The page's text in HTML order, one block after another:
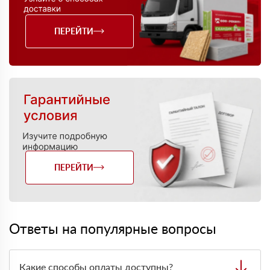
ПЕРЕЙТИ
ПЕРЕЙТИ
Ответы на популярные вопросы
Какие способы оплаты доступны?